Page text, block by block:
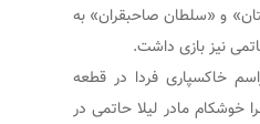
و «سلطان صاحبقران» به
نیز بازی داشت.
خاکسپاری فردا در قطعه
خوشکام مادر لیلا حاتمی در